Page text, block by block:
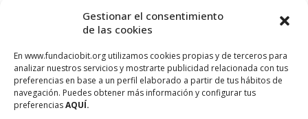
Gestionar el consentimiento
de las cookies
En www.fundaciobit.org utilizamos cookies propias y de terceros para
analizar nuestros servicios y mostrarte publicidad relacionada con tus
preferencias en base a un perfil elaborado a partir de tus hábitos de
navegación. Puedes obtener más información y configurar tus
preferenciasAQUÍ.
en el presente, con el objetivo de hacer visible su tarea y crear
vocaciones STEM.
La exposición la puede solicitar cualquier centro educativo de
las Islas Baleares, pero está especialmente dirigida a los
estudiantes de 1.º a 4.º de ESO, mediante formulario: